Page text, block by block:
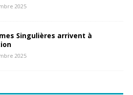
2025
Singulières arrivent à
2025